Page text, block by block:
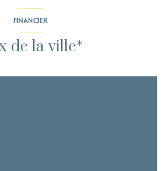
FINANCIER
de la ville*